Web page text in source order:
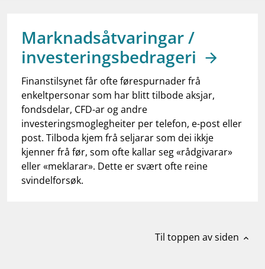
dashboardInformasjon for investorer
notifications_noneAbonner på nyhetsvarsel
Marknadsåtvaringar /
investeringsbedrageri
Finanstilsynet får ofte førespurnader frå
enkeltpersonar som har blitt tilbode aksjar,
fondsdelar, CFD-ar og andre
investeringsmoglegheiter per telefon, e-post eller
post. Tilboda kjem frå seljarar som dei ikkje
kjenner frå før, som ofte kallar seg «rådgivarar»
eller «meklarar». Dette er svært ofte reine
svindelforsøk.
Til toppen av siden expand_less